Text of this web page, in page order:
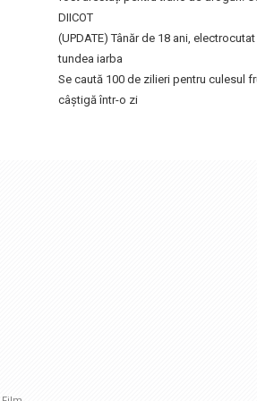
DIICOT
(UPDATE) Tânăr de 18 ani,
tundea iarba
Se caută 100 de zilieri pentru culesul
câștigă într-o zi